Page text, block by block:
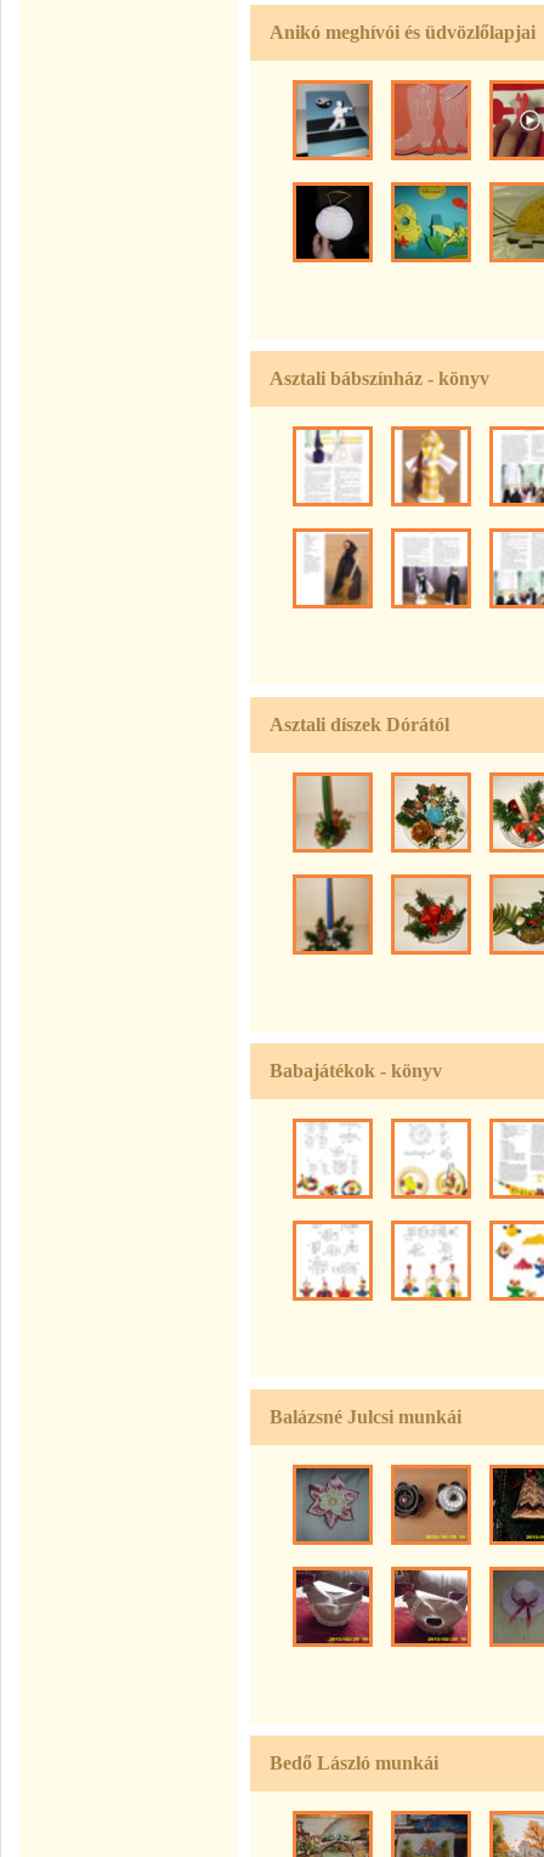
Anikó meghívói és üdvözlőlapjai
Asztali bábszínház - könyv
Asztali díszek Dórától
Babajátékok - könyv
Balázsné Julcsi munkái
Bedő László munkái